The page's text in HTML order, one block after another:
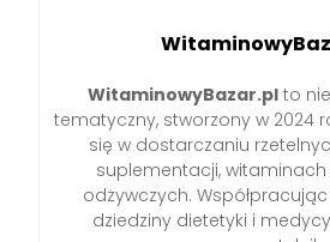
WitaminowyBazar.plto
tematyczny, stworzony w 2024
się w dostarczaniu
suplementacji, witaminach
odżywczych.
dziedziny dietetyki i